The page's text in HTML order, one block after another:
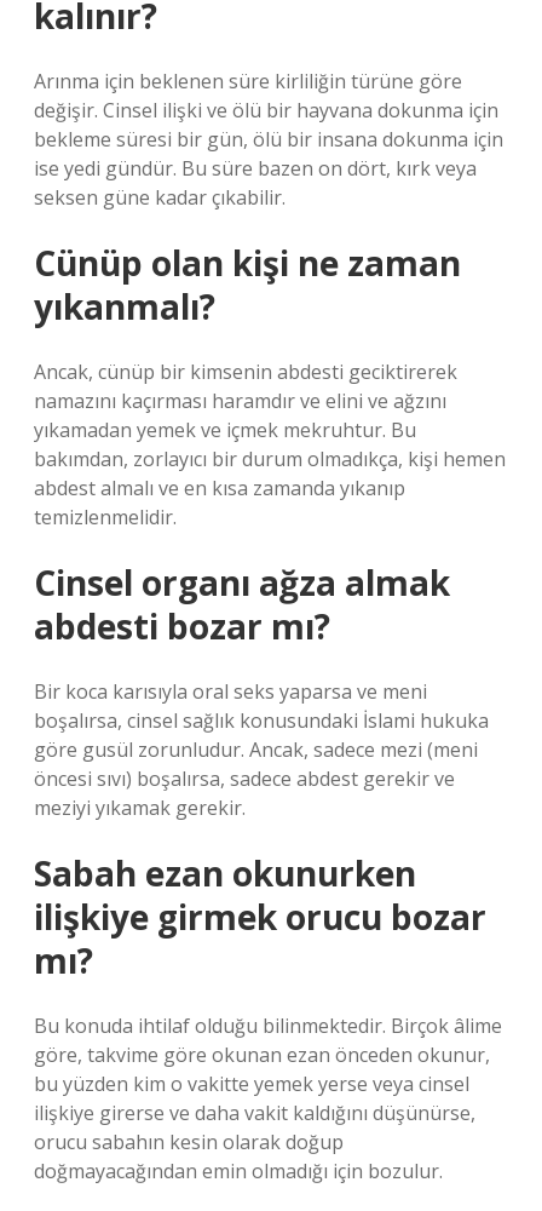
kalınır?
Arınma için beklenen süre kirliliğin türüne göre
değişir. Cinsel ilişki ve ölü bir hayvana dokunma için
bekleme süresi bir gün, ölü bir insana dokunma için
ise yedi gündür. Bu süre bazen on dört, kırk veya
seksen güne kadar çıkabilir.
Cünüp olan kişi ne zaman
yıkanmalı?
Ancak, cünüp bir kimsenin abdesti geciktirerek
namazını kaçırması haramdır ve elini ve ağzını
yıkamadan yemek ve içmek mekruhtur. Bu
bakımdan, zorlayıcı bir durum olmadıkça, kişi hemen
abdest almalı ve en kısa zamanda yıkanıp
temizlenmelidir.
Cinsel organı ağza almak
abdesti bozar mı?
Bir koca karısıyla oral seks yaparsa ve meni
boşalırsa, cinsel sağlık konusundaki İslami hukuka
göre gusül zorunludur. Ancak, sadece mezi (meni
öncesi sıvı) boşalırsa, sadece abdest gerekir ve
meziyi yıkamak gerekir.
Sabah ezan okunurken
ilişkiye girmek orucu bozar
mı?
Bu konuda ihtilaf olduğu bilinmektedir. Birçok âlime
göre, takvime göre okunan ezan önceden okunur,
bu yüzden kim o vakitte yemek yerse veya cinsel
ilişkiye girerse ve daha vakit kaldığını düşünürse,
orucu sabahın kesin olarak doğup
doğmayacağından emin olmadığı için bozulur.